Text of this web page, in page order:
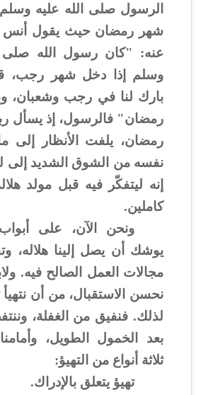
الرسول صلى الله عليه
شهر رمضان حيث يقول أنس
عنه: "كان رسول الله صلى
وسلم إذا دخل شهر رجب،
بارك لنا في رجب وشعبان،
رمضان" فالرسول، إذ يسأل
رمضان، يلفت الأنظار إلى
نفسه من الشوق الشديد إلى
إنه ليتفكّر فيه قبل مولد
كاملين.
ونحن الآن، على
يوشك أن يصل إلينا هلاله،
مجالات العمل الصالح فيه.
نحسن الاستقبال، من أن نتهيأ
لذلك. فنفيق من الغفلة،
بعد الخمول الطويل،
ثلاثة أنواع من التهيؤ:
تهيؤ يتعلق بالإدراك.